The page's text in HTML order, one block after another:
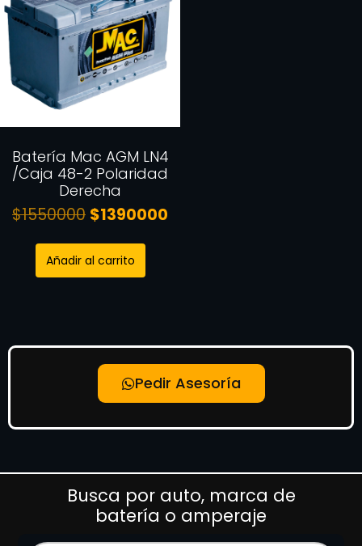
Batería Mac AGM LN4
/Caja 48-2 Polaridad
Derecha
$1550000 $1390000
Añadir al carrito
Pedir Asesoría
Busca por auto, marca de
batería o amperaje